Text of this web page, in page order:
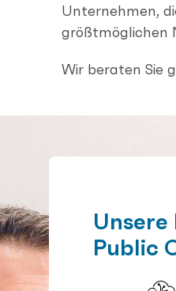
Unternehmen,
größtmöglichen
Wir beraten Sie
Unsere
Public